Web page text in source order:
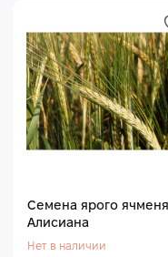
Семена ярого ячменя
Алисиана
Нет в наличии